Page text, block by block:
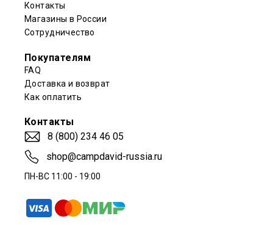
Контакты
Магазины в России
Сотрудничество
Покупателям
FAQ
Доставка и возврат
Как оплатить
Контакты
8 (800) 234 46 05
shop@campdavid-russia.ru
ПН-ВС 11:00 - 19:00